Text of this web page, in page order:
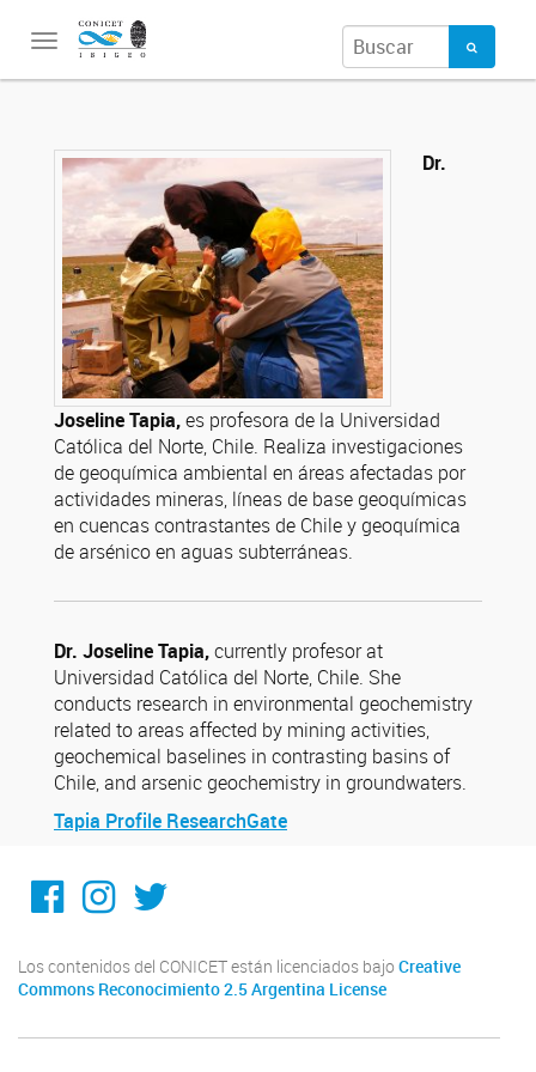
Toggle
Dr.
Joseline Tapia,es profesora de la Universidad
Católica del Norte, Chile. Realiza investigaciones
de geoquímica ambiental en áreas afectadas por
actividades mineras, líneas de base geoquímicas
en cuencas contrastantes de Chile y geoquímica
de arsénico en aguas subterráneas.
Dr. Joseline Tapia,currently profesor at
Universidad Católica del Norte, Chile. She
conducts research in environmental geochemistry
related to areas affected by mining activities,
geochemical baselines in contrasting basins of
Chile, and arsenic geochemistry in groundwaters.
Tapia Profile ResearchGate
Facebook
Instagram
Twitter
Los contenidos del CONICET están licenciados bajo Creative
Commons Reconocimiento 2.5 Argentina License